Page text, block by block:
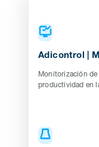
Adicontrol |
Monitorización
productividad en